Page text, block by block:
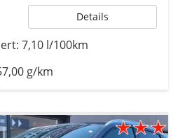
Details
7,10 l/100km
g/km